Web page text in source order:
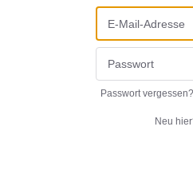
Passwort vergessen?
Neu